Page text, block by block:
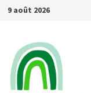
Passer
9 août 2026